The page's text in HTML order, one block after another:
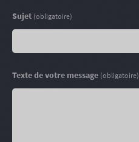
Sujet (obligatoire)
Texte de votre message (obligatoire)